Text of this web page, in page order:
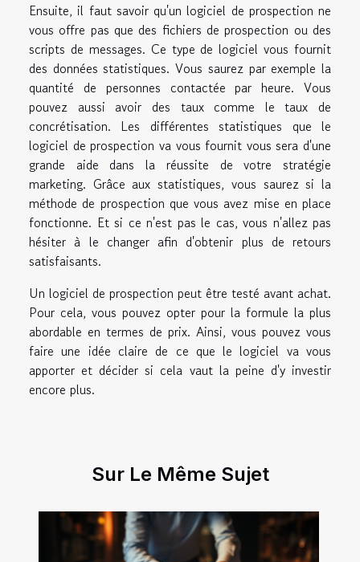
Ensuite, il faut savoir qu'un logiciel de prospection ne
vous offre pas que des fichiers de prospection ou des
scripts de messages. Ce type de logiciel vous fournit
des données statistiques. Vous saurez par exemple la
quantité de personnes contactée par heure. Vous
pouvez aussi avoir des taux comme le taux de
concrétisation. Les différentes statistiques que le
logiciel de prospection va vous fournit vous sera d'une
grande aide dans la réussite de votre stratégie
marketing. Grâce aux statistiques, vous saurez si la
méthode de prospection que vous avez mise en place
fonctionne. Et si ce n'est pas le cas, vous n'allez pas
hésiter à le changer afin d'obtenir plus de retours
satisfaisants.
Un logiciel de prospection peut être testé avant achat.
Pour cela, vous pouvez opter pour la formule la plus
abordable en termes de prix. Ainsi, vous pouvez vous
faire une idée claire de ce que le logiciel va vous
apporter et décider si cela vaut la peine d'y investir
encore plus.
Sur Le Même Sujet